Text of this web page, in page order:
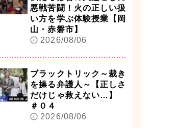
悪戦苦闘！火の正しい扱
い方を学ぶ体験授業【岡
山・赤磐市】
2026/08/06
ブラックトリック～裁き
を操る弁護人～【正しさ
だけじゃ救えない…】
＃０４
2026/08/06